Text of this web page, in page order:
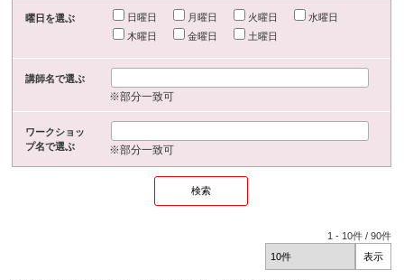
曜日を選ぶ 日曜日 月曜日 火曜日
水曜日
木曜日
金曜日 土曜日
講師名で選ぶ
※部分一致可
ワークショッ
プ名で選ぶ
※部分一致可
1 - 10件 /90件